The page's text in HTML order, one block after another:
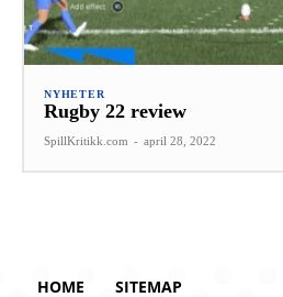
NYHETER
Rugby 22 review
SpillKritikk.com - april 28, 2022
HOME SITEMAP